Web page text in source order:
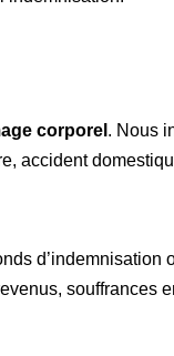
corporel . Nous
accident
d’indemnisation
souffrances